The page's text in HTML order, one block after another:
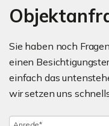
Sie haben noch
einen
einfach das
wir setzen uns